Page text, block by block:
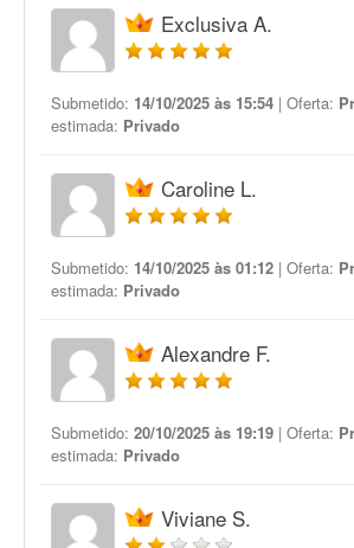
Exclusiva A.
Submetido: 14/10/2025 às 15:54 | Oferta:
estimada: Privado
Caroline L.
Submetido: 14/10/2025 às 01:12 | Oferta:
estimada: Privado
Alexandre F.
Submetido: 20/10/2025 às 19:19 | Oferta:
estimada: Privado
Viviane S.